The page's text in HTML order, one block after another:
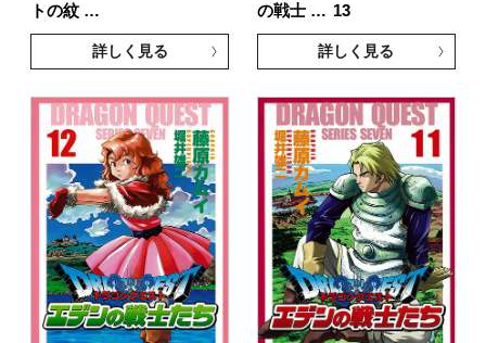
トの紋 …
詳しく見る
の戦士 … 13
詳しく見る